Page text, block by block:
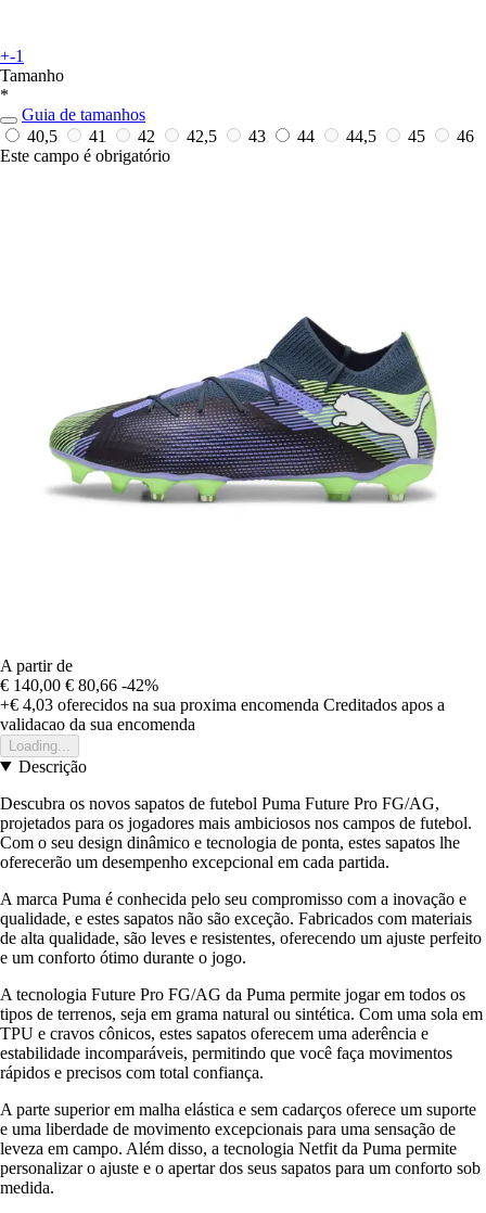
+-1
Tamanho
*
Guia de tamanhos
40,5
41 42 42,5 43 44 44,5 45
46
Este campo é obrigatório
A partir de
€ 140,00 € 80,66 -42%
+€ 4,03 oferecidos na sua proxima encomenda Creditados apos a
validacao da sua encomenda
Loading...
Descrição
Descubra os novos sapatos de futebol Puma Future Pro FG/AG,
projetados para os jogadores mais ambiciosos nos campos de futebol.
Com o seu design dinâmico e tecnologia de ponta, estes sapatos lhe
oferecerão um desempenho excepcional em cada partida.
A marca Puma é conhecida pelo seu compromisso com a inovação e
qualidade, e estes sapatos não são exceção. Fabricados com materiais
de alta qualidade, são leves e resistentes, oferecendo um ajuste perfeito
e um conforto ótimo durante o jogo.
A tecnologia Future Pro FG/AG da Puma permite jogar em todos os
tipos de terrenos, seja em grama natural ou sintética. Com uma sola em
TPU e cravos cônicos, estes sapatos oferecem uma aderência e
estabilidade incomparáveis, permitindo que você faça movimentos
rápidos e precisos com total confiança.
A parte superior em malha elástica e sem cadarços oferece um suporte
e uma liberdade de movimento excepcionais para uma sensação de
leveza em campo. Além disso, a tecnologia Netfit da Puma permite
personalizar o ajuste e o apertar dos seus sapatos para um conforto sob
medida.